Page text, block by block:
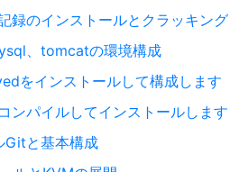
録のインストールとクラッキング
、tomcatの環境構成
をインストールして構成します
ンパイルしてインストールします
Gitと基本構成